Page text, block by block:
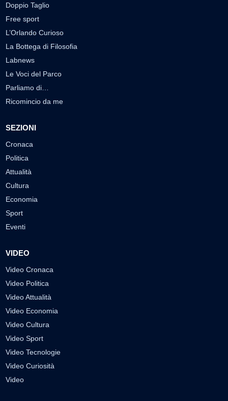
Doppio Taglio
Free sport
L’Orlando Curioso
La Bottega di Filosofia
Labnews
Le Voci del Parco
Parliamo di…
Ricomincio da me
SEZIONI
Cronaca
Politica
Attualità
Cultura
Economia
Sport
Eventi
VIDEO
Video Cronaca
Video Politica
Video Attualità
Video Economia
Video Cultura
Video Sport
Video Tecnologie
Video Curiosità
Video